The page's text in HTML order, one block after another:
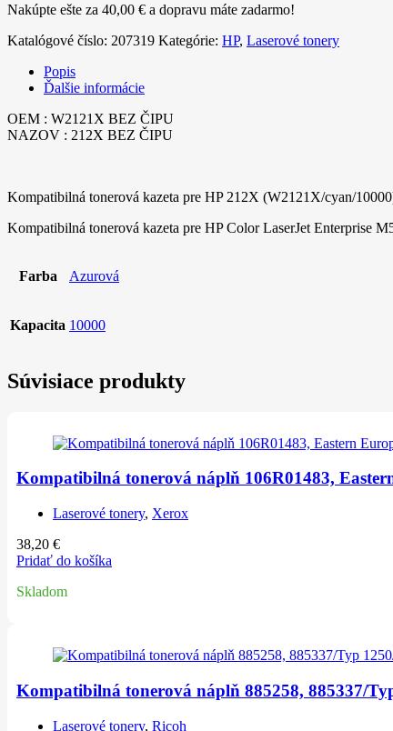
Nakúpte ešte za 40,00 € a dopravu máte zadarmo!
Katalógové číslo: 207319 Kategórie: HP, Laserové tonery
Popis
Ďalšie informácie
OEM : W2121X BEZ ČIPU
NAZOV : 212X BEZ ČIPU
Kompatibilná tonerová kazeta pre HP 212X (W2121X/cyan/
Kompatibilná tonerová kazeta pre HP Color LaserJet Enterprise
Farba Azurová
Kapacita 10000
Súvisiace produkty
Kompatibilná tonerová náplň 106R01483,
Laserové tonery, Xerox
38,20 €
Pridať do košíka
Skladom
Kompatibilná tonerová náplň 885258, 885337/
Laserové tonery, Ricoh